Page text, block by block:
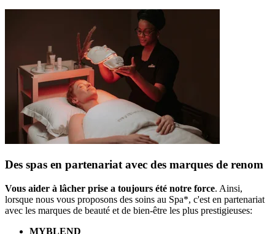
Des spas en partenariat avec des marques de renom
Vous aider à lâcher prise a toujours été notre force. Ainsi,
lorsque nous vous proposons des soins au Spa*, c'est en partenariat
avec les marques de beauté et de bien-être les plus prestigieuses:
MYBLEND